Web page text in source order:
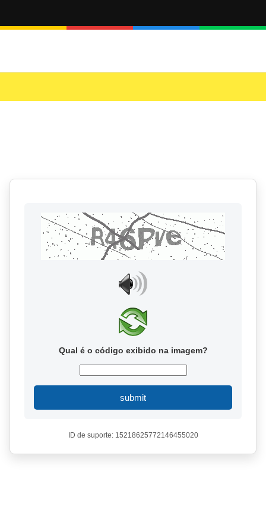
Qual é o código exibido na imagem?
submit
ID de suporte: 15218625772146455020